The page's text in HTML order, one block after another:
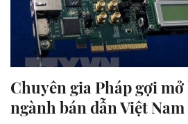
Chuyên gia Pháp gợi
ngành bán dẫn Việt Nam